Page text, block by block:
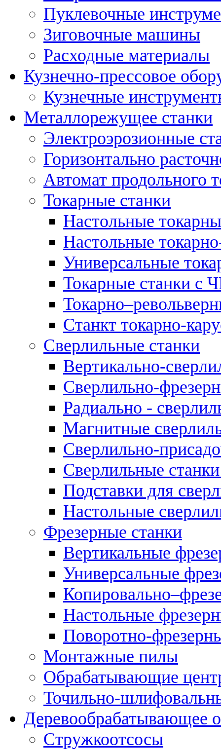
Пуклевочные
Зиговочные машины
Расходные материалы
Кузнечно-прессовое
Кузнечные
Металлорежущее станки
Электроэрозионные
Горизонтально
Автомат продольного
Токарные станки
Настольные
Настольные
Универсальные
Токарные станки с
Станкт токарно-
Сверлильные станки
Вертикально-
Сверлильно-
Радиально -
Магнитные
Сверлильно-
Сверлильные
Подставки для
Настольные
Фрезерные станки
Вертикальные
Универсальные
Настольные
Поворотно-
Монтажные пилы
Обрабатывающие
Точильно-
Деревообрабатывающее
Стружкоотсосы